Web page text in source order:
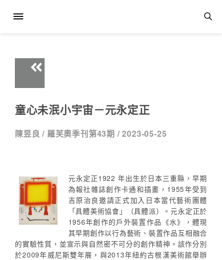
童心未泯小宇宙－元永定正
陳昱良 / 羅芙奧季刊第43期 /2023-05-25
元永定正1922 年出生於日本三重縣，早期
為報社雜誌創作卡通和插畫，1955年受到
吉原治良邀請正式加入日本當代藝術團體
「具體美術協會」（具體派）。元永定正於
1956年創作的戶外裝置作品《水》，體現
其早期創作以行為藝術、裝置作品互相融合
的實驗性質，並宣示與自然密不可分的創作精神。該作分別
於2009年威尼斯雙年展，與2013年紐約古根漢美術館舉辦